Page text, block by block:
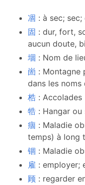
凅 : à sec;
固 : dur, fort,
aucun doute,
堌 : Nom de
崮 : Montagne
dans les noms
梏 : Accolades
牿 : Hangar
痼 : Maladie
temps) à long
锢 : Maladie
雇 : employer;
顾 : regarder